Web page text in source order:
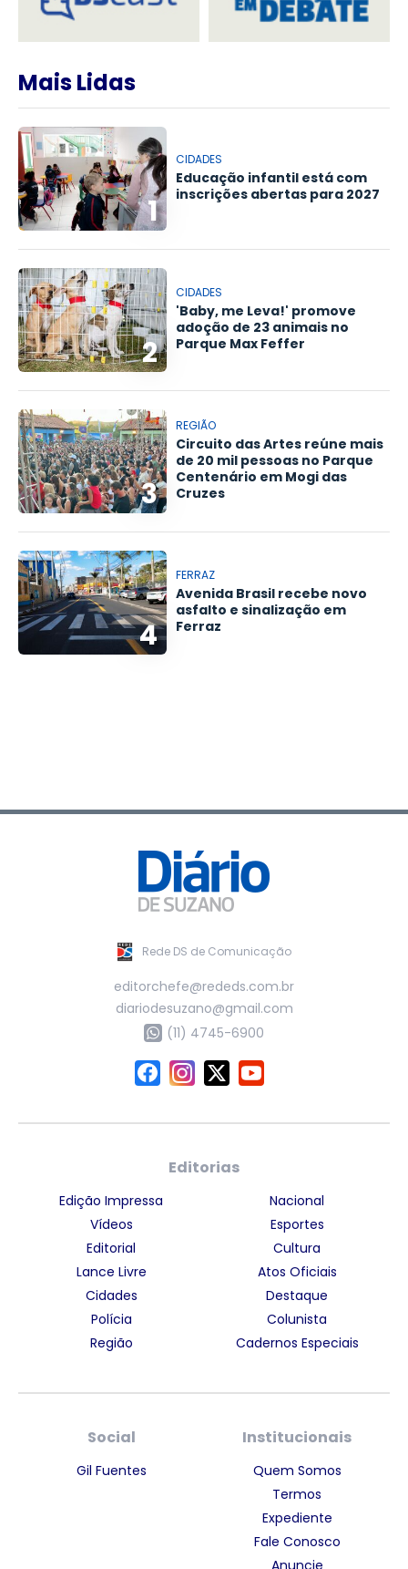
Mais Lidas
1
CIDADES
Educação infantil está com
inscrições abertas para 2027
2
CIDADES
'Baby, me Leva!' promove
adoção de 23 animais no
Parque Max Feffer
3
REGIÃO
Circuito das Artes reúne mais
de 20 mil pessoas no Parque
Centenário em Mogi das
Cruzes
4
FERRAZ
Avenida Brasil recebe novo
asfalto e sinalização em
Ferraz
Rede DS de Comunicação
editorchefe@rededs.com.br
diariodesuzano@gmail.com
(11) 4745-6900
Editorias
Edição Impressa
Vídeos
Editorial
Lance Livre
Cidades
Polícia
Região
Nacional
Esportes
Cultura
Atos Oficiais
Destaque
Colunista
Cadernos Especiais
Social
Gil Fuentes
Institucionais
Quem Somos
Termos
Expediente
Fale Conosco
Anuncie